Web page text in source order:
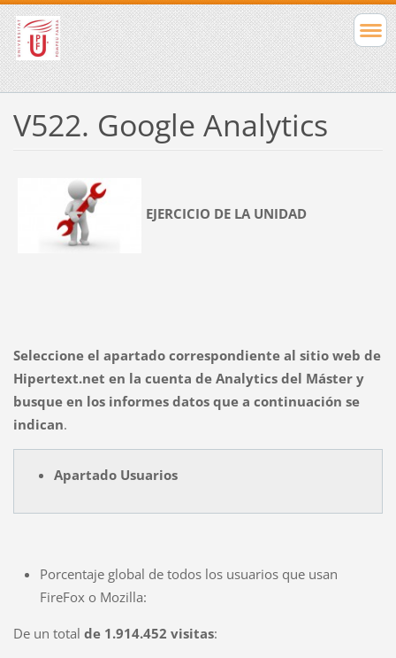
V522. Google Analytics
EJERCICIO DE LA UNIDAD
Seleccione el apartado correspondiente al sitio web de
Hipertext.net en la cuenta de Analytics del Máster y
busque en los informes datos que a continuación se
indican.
Apartado Usuarios
Porcentaje global de todos los usuarios que usan
FireFox o Mozilla:
De un total de 1.914.452 visitas: